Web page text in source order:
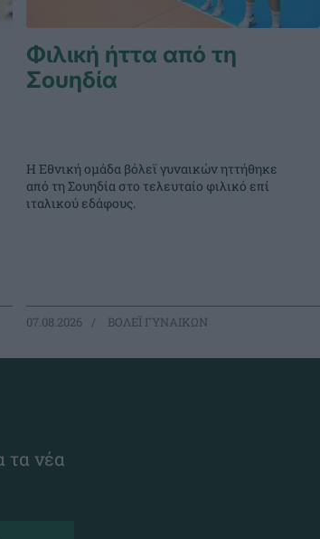
Φιλική ήττα από τη
Σουηδία
Η Εθνική ομάδα βόλεϊ γυναικών ηττήθηκε
από τη Σουηδία στο τελευταίο φιλικό επί
ιταλικού εδάφους.
07.08.2026 ΒΟΛΕΪ ΓΥΝΑΙΚΩΝ
τα νέα